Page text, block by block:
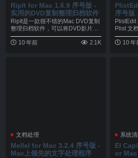
RipIt for Mac 1.6.9 序号版 -
实用的DVD复制整理归档软件
RipIt是一款很不错的Mac DVD复制
整理归档软件，可以将DVD影片光
盘完全...
10 年前
2.1K
序号
文档编
PlistEdit
Plist 文
10 年
文档处理
Mellel for Mac 3.2.4 序号版 -
Mac上领先的文字处理程序
系统
El
or Mac